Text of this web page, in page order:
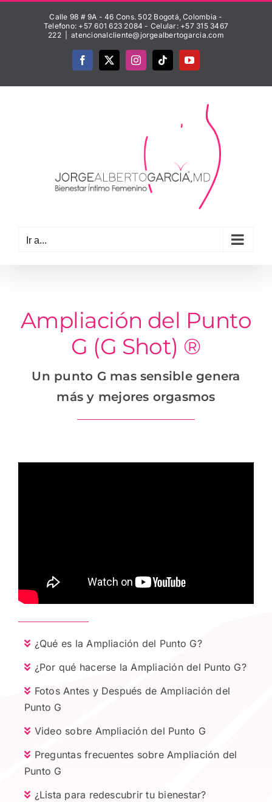
Calle 98 # 9A - 46 Cons. 502 Bogotá, Colombia -
Telefono: +57 601 623 2084 - Celular: +57 315 3467
222
atencionalcliente@jorgealbertogarcia.com
Facebook
X InstagramTiktokYouTube
Ir a...
Ampliación del Punto
G (G Shot) ®
Un punto G mas sensible genera
más y mejores orgasmos
¿Qué es la Ampliación del Punto G?
¿Por qué hacerse la Ampliación del Punto G?
Fotos Antes y Después de Ampliación del
Punto G
Video sobre Ampliación del Punto G
Preguntas frecuentes sobre Ampliación del
Punto G
¿Lista para redescubrir tu bienestar?